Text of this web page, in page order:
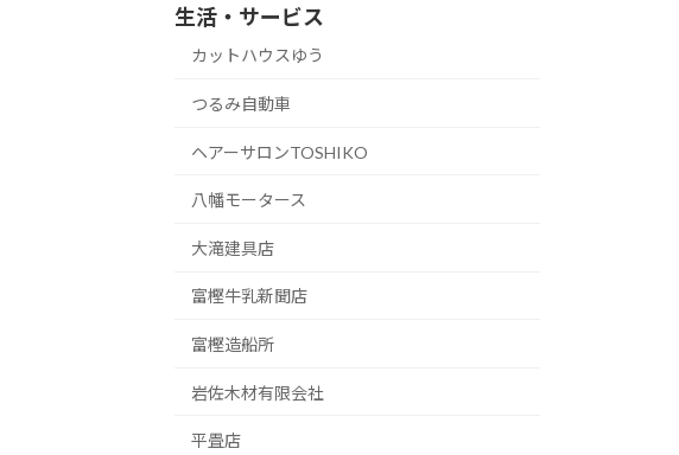
生活・サービス
カットハウスゆう
つるみ自動車
ヘアーサロンTOSHIKO
八幡モータース
大滝建具店
富樫牛乳新聞店
富樫造船所
岩佐木材有限会社
平畳店